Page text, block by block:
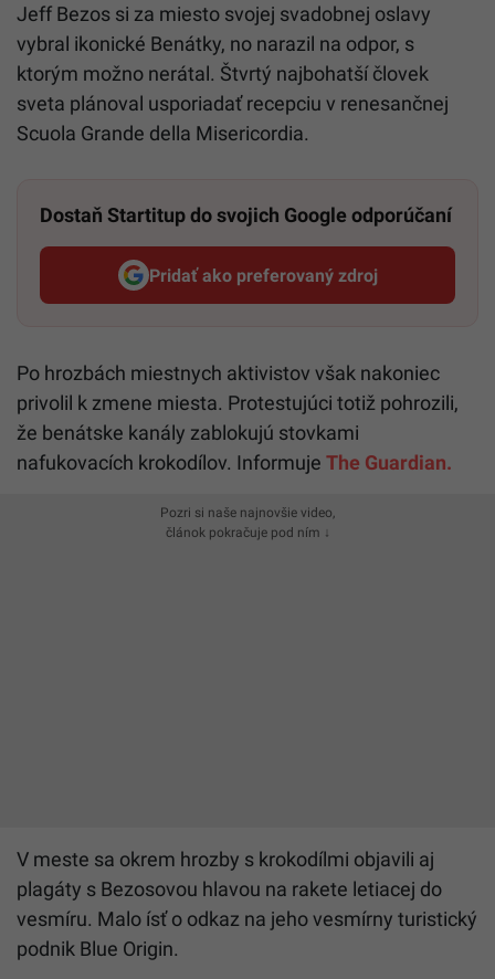
Jeff Bezos si za miesto svojej svadobnej oslavy
vybral ikonické Benátky, no narazil na odpor, s
ktorým možno nerátal. Štvrtý najbohatší človek
sveta plánoval usporiadať recepciu v renesančnej
Scuola Grande della Misericordia.
Dostaň Startitup do svojich Google odporúčaní
Pridať ako preferovaný zdroj
Startitup, odkaz sa otvorí v
Po hrozbách miestnych aktivistov však nakoniec
privolil k zmene miesta. Protestujúci totiž pohrozili,
že benátske kanály zablokujú stovkami
nafukovacích krokodílov. Informuje The Guardian.
Pozri si naše najnovšie video,
článok pokračuje pod ním ↓
V meste sa okrem hrozby s krokodílmi objavili aj
plagáty s Bezosovou hlavou na rakete letiacej do
vesmíru. Malo ísť o odkaz na jeho vesmírny turistický
podnik Blue Origin.